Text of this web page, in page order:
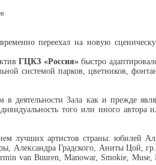
временно переехал на новую
ГЦКЗ «Россия»быстро
системой парков, цветников,
деятельности Зала как и прежде
того или иного автора
лучших артистов страны: юбилей
Александра Градского, Аниты Цой,
van Buuren, Manowar, Smokie, Muse,